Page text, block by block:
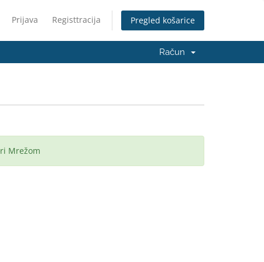
Prijava Registtracija Pregled košarice
Račun
Mrežom